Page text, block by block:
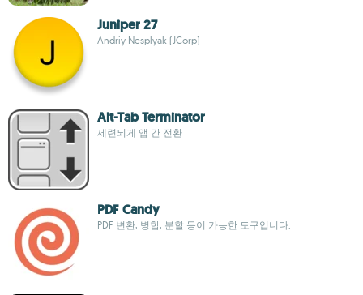
Juniper 27
Andriy Nesplyak (JCorp)
Alt-Tab Terminator
세련되게 앱 간 전환
PDF Candy
PDF 변환, 병합, 분할 등이 가능한 도구입니다.